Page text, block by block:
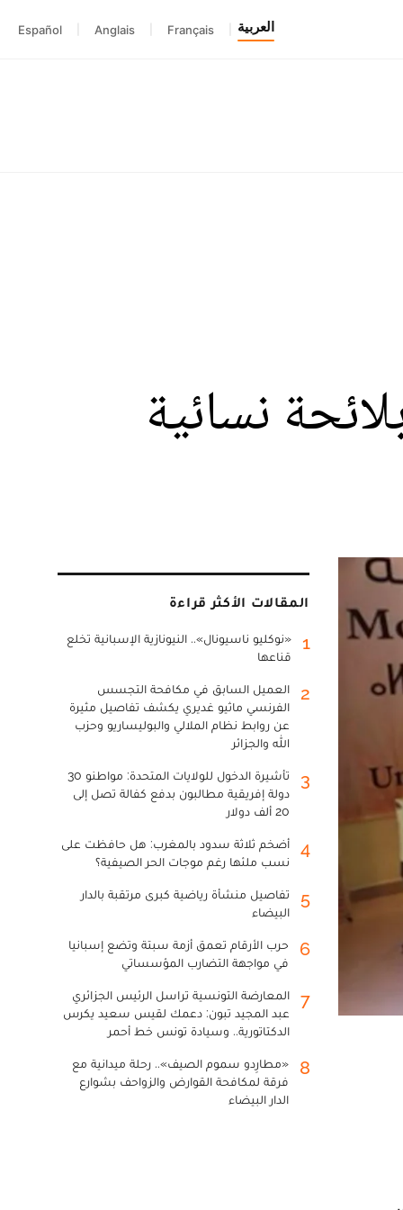
العربية Français
Anglais
Español
نسائية
المقالات الأكثر قراءة
1
«نوكليو ناسيونال».. النيونازية الإسبانية تخلع
قناعها
2
العميل السابق في مكافحة التجسس
الفرنسي ماثيو غديري يكشف تفاصيل مثيرة
عن روابط نظام الملالي والبوليساريو وحزب
الله والجزائر
3
تأشيرة الدخول للولايات المتحدة: مواطنو 30
دولة إفريقية مطالبون بدفع كفالة تصل إلى
20 ألف دولار
4
أضخم ثلاثة سدود بالمغرب: هل حافظت على
نسب ملئها رغم موجات الحر الصيفية؟
5
تفاصيل منشأة رياضية كبرى مرتقبة بالدار
البيضاء
6
حرب الأرقام تعمق أزمة سبتة وتضع إسبانيا
في مواجهة التضارب المؤسساتي
7
المعارضة التونسية تراسل الرئيس الجزائري
عبد المجيد تبون: دعمك لقيس سعيد يكرس
الدكتاتورية.. وسيادة تونس خط أحمر
8
«مطارِدو سموم الصيف».. رحلة ميدانية مع
فرقة لمكافحة القوارض والزواحف بشوارع
الدار البيضاء